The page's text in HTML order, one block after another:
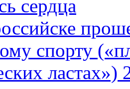
сердца
спорту
ластах»)